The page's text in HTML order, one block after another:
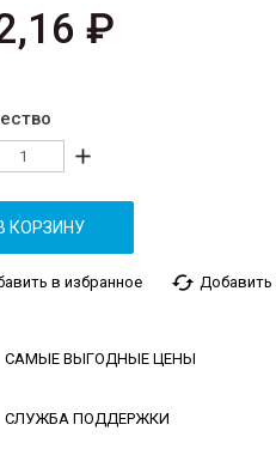
₽
add
КОРЗИНУ
в избранное cached Добавить
САМЫЕ ВЫГОДНЫЕ ЦЕНЫ
СЛУЖБА ПОДДЕРЖКИ